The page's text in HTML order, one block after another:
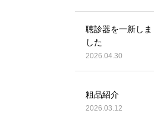
聴診器を一新しま
した
2026.04.30
粗品紹介
2026.03.12